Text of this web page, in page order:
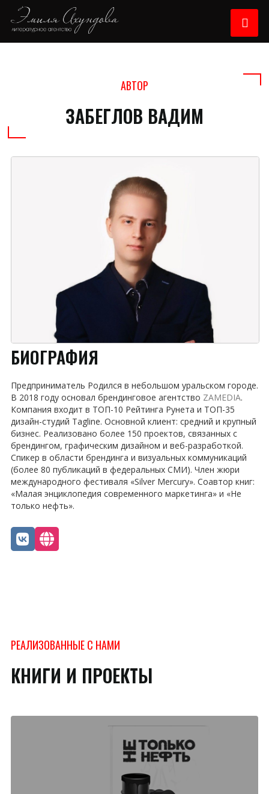
АВТОР
ЗАБЕГЛОВ ВАДИМ
БИОГРАФИЯ
Предприниматель Родился в небольшом уральском городе.
В 2018 году основал брендинговое агентство ZAMEDIA.
Компания входит в ТОП-10 Рейтинга Рунета и ТОП-35
дизайн-студий Tagline. Основной клиент: средний и крупный
бизнес. Реализовано более 150 проектов, связанных с
брендингом, графическим дизайном и веб-разработкой.
Спикер в области брендинга и визуальных коммуникаций
(более 80 публикаций в федеральных СМИ). Член жюри
международного фестиваля «Silver Mercury». Соавтор книг:
«Малая энциклопедия современного маркетинга» и «Не
только нефть».
РЕАЛИЗОВАННЫЕ С НАМИ
КНИГИ И ПРОЕКТЫ